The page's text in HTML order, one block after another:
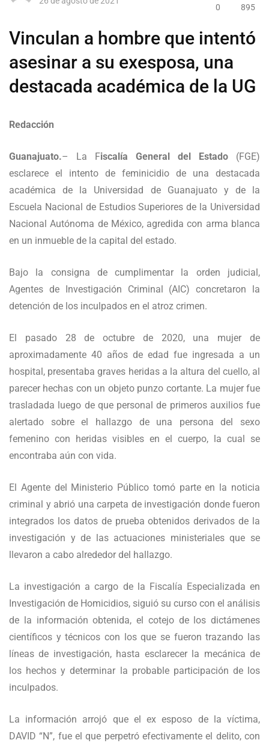
0 895
Vinculan a hombre que intentó
asesinar a su exesposa, una
destacada académica de la UG
Redacción
Guanajuato.– La Fiscalía General del Estado (FGE)
esclarece el intento de feminicidio de una destacada
académica de la Universidad de Guanajuato y de la
Escuela Nacional de Estudios Superiores de la Universidad
Nacional Autónoma de México, agredida con arma blanca
en un inmueble de la capital del estado.
Bajo la consigna de cumplimentar la orden judicial,
Agentes de Investigación Criminal (AIC) concretaron la
detención de los inculpados en el atroz crimen.
El pasado 28 de octubre de 2020, una mujer de
aproximadamente 40 años de edad fue ingresada a un
hospital, presentaba graves heridas a la altura del cuello, al
parecer hechas con un objeto punzo cortante. La mujer fue
trasladada luego de que personal de primeros auxilios fue
alertado sobre el hallazgo de una persona del sexo
femenino con heridas visibles en el cuerpo, la cual se
encontraba aún con vida.
El Agente del Ministerio Público tomó parte en la noticia
criminal y abrió una carpeta de investigación donde fueron
integrados los datos de prueba obtenidos derivados de la
investigación y de las actuaciones ministeriales que se
llevaron a cabo alrededor del hallazgo.
La investigación a cargo de la Fiscalía Especializada en
Investigación de Homicidios, siguió su curso con el análisis
de la información obtenida, el cotejo de los dictámenes
científicos y técnicos con los que se fueron trazando las
líneas de investigación, hasta esclarecer la mecánica de
los hechos y determinar la probable participación de los
inculpados.
La información arrojó que el ex esposo de la víctima,
DAVID “N”, fue el que perpetró efectivamente el delito, con